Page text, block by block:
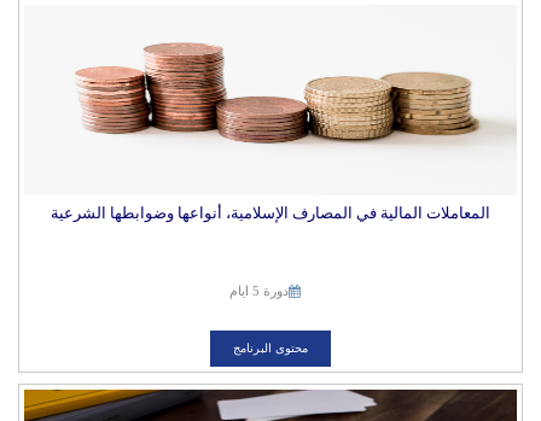
المعاملات المالية في المصارف الإسلامية، أنواعها وضوابطها الشرعية
دورة 5 ايام
محتوى البرنامج